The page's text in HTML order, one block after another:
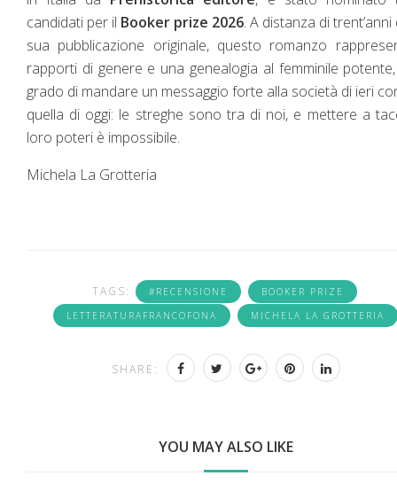
candidati per il Booker prize 2026. A distanza di trent’anni
sua pubblicazione originale, questo romanzo
rapporti di genere e una genealogia al femminile
grado di mandare un messaggio forte alla società di ieri
quella di oggi: le streghe sono tra di noi, e mettere a
loro poteri è impossibile.
Michela La Grotteria
TAGS: #RECENSIONE
BOOKER PRIZE
LETTERATURAFRANCOFONA
MICHELA LA GROTTERIA
SHARE:
YOU MAY ALSO LIKE